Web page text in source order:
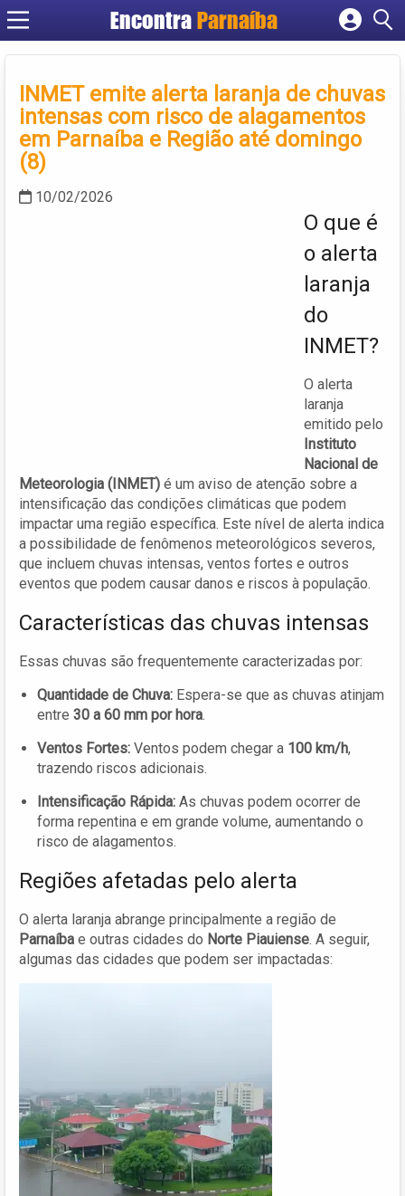
Encontra Parnaíba
Cadastrar empresa
Criar conta
INMET emite alerta laranja de chuvas
intensas com risco de alagamentos
em Parnaíba e Região até domingo
(8)
10/02/2026
O que é
o alerta
laranja
do
INMET?
O alerta
laranja
emitido pelo
Instituto
Nacional de
Meteorologia (INMET) é um aviso de atenção sobre a
intensificação das condições climáticas que podem
impactar uma região específica. Este nível de alerta indica
a possibilidade de fenômenos meteorológicos severos,
que incluem chuvas intensas, ventos fortes e outros
eventos que podem causar danos e riscos à população.
Características das chuvas intensas
Essas chuvas são frequentemente caracterizadas por:
Quantidade de Chuva: Espera-se que as chuvas atinjam
entre 30 a 60 mm por hora.
Ventos Fortes: Ventos podem chegar a 100 km/h,
trazendo riscos adicionais.
Intensificação Rápida: As chuvas podem ocorrer de
forma repentina e em grande volume, aumentando o
risco de alagamentos.
Regiões afetadas pelo alerta
O alerta laranja abrange principalmente a região de
Parnaíba e outras cidades do Norte Piauiense. A seguir,
algumas das cidades que podem ser impactadas: